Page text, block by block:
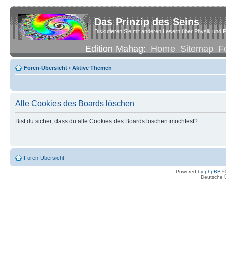
Das Prinzip des Seins
Diskutieren Sie mit anderen Lesern über Physik und
Edition Mahag:Home Sitemap
Foren-Übersicht • Aktive Themen
Alle Cookies des Boards löschen
Bist du sicher, dass du alle Cookies des Boards löschen möchtest?
Foren-Übersicht
Powered by phpBB
Deutsche